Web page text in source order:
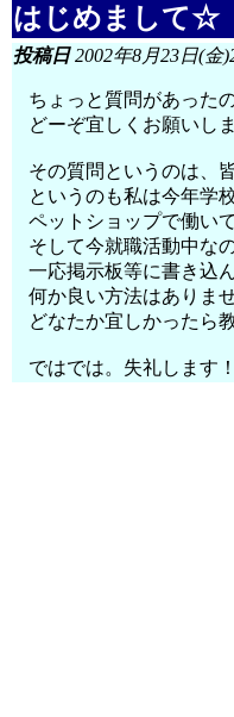
はじめまして☆
投稿日2002年8月23日(金
ちょっと質問があった
どーぞ宜しくお願いし
その質問というのは、
というのも私は今年学
ペットショップで働い
そして今就職活動中な
一応掲示板等に書き込
何か良い方法はありま
どなたか宜しかったら
ではでは。失礼します！